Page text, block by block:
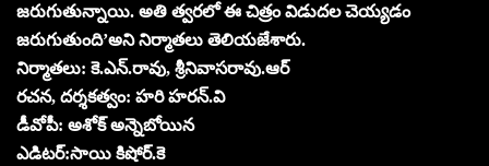
జరుగుతున్నాయి. అతి త్వరలో ఈ చిత్రం విడుదల చెయ్యడం
జరుగుతుంది’అని నిర్మాతలు తెలియజేశారు.
నిర్మాతలు: కె.ఎన్.రావు, శ్రీనివాసరావు.ఆర్
రచన, దర్శకత్వం: హరి హరన్.వి
డీవోపీ: అశోక్ అన్నెబోయిన
ఎడిటర్:సాయి కిషోర్.కె